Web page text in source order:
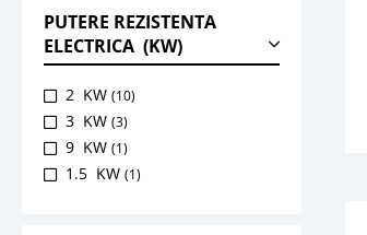
PUTERE REZISTENTA
ELECTRICA (KW)
2 KW (10)
3 KW (3)
9 KW (1)
1.5 KW (1)